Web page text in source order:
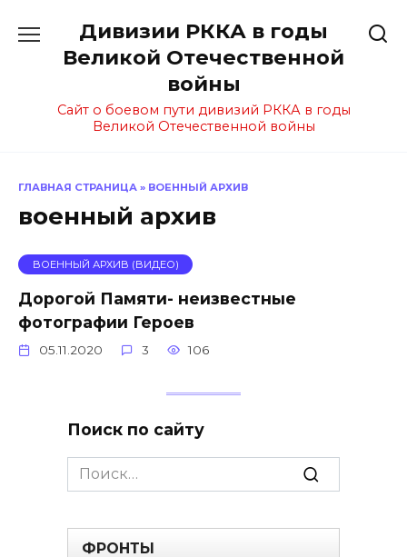
содержанию
Дивизии РККА в годы
Великой Отечественной
войны
Сайт о боевом пути дивизий РККА в годы
Великой Отечественной войны
ГЛАВНАЯ СТРАНИЦА » ВОЕННЫЙ АРХИВ
военный архив
ВОЕННЫЙ АРХИВ (ВИДЕО)
Дорогой Памяти- неизвестные
фотографии Героев
05.11.2020 3 106
Поиск по сайту
Search
for:
ФРОНТЫ